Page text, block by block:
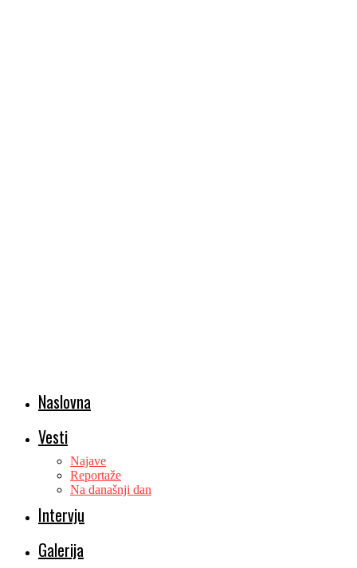
Naslovna
Vesti
Najave
Reportaže
Na današnji dan
Intervju
Galerija